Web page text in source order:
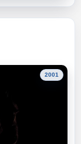
2001